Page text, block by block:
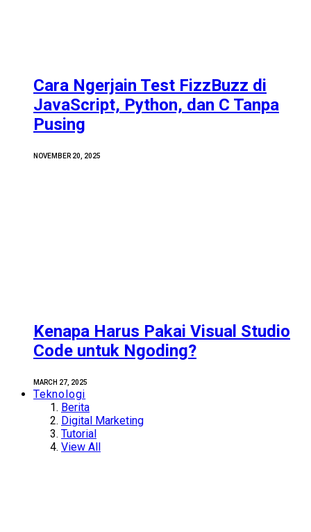
Cara Ngerjain Test FizzBuzz di
JavaScript, Python, dan C Tanpa
Pusing
NOVEMBER 20, 2025
Kenapa Harus Pakai Visual Studio
Code untuk Ngoding?
MARCH 27, 2025
Teknologi
Berita
Digital Marketing
Tutorial
View All